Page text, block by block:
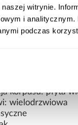
naszej witrynie.
i
podczas
190 cm
245,5 cm
50 cm
biały
biały
frontów: mat
korpusu: mat
frontów: płyta
korpusu: płyta
wielodrzwiowa